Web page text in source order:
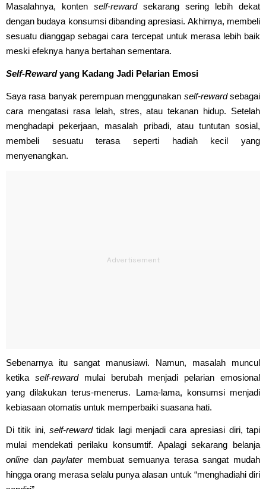
Masalahnya, konten self-rewardsekarang sering lebih dekat
dengan budaya konsumsi dibanding apresiasi. Akhirnya, membeli
sesuatu dianggap sebagai cara tercepat untuk merasa lebih baik
meski efeknya hanya bertahan sementara.
Self-Rewardyang Kadang Jadi Pelarian Emosi
Saya rasa banyak perempuan menggunakan self-rewardsebagai
cara mengatasi rasa lelah, stres, atau tekanan hidup. Setelah
menghadapi pekerjaan, masalah pribadi, atau tuntutan sosial,
membeli sesuatu terasa seperti hadiah kecil yang
menyenangkan.
Sebenarnya itu sangat manusiawi. Namun, masalah muncul
ketika self-rewardmulai berubah menjadi pelarian emosional
yang dilakukan terus-menerus. Lama-lama, konsumsi menjadi
kebiasaan otomatis untuk memperbaiki suasana hati.
Di titik ini, self-rewardtidak lagi menjadi cara apresiasi diri, tapi
mulai mendekati perilaku konsumtif. Apalagi sekarang belanja
online danpaylatermembuat semuanya terasa sangat mudah
hingga orang merasa selalu punya alasan untuk “menghadiahi diri